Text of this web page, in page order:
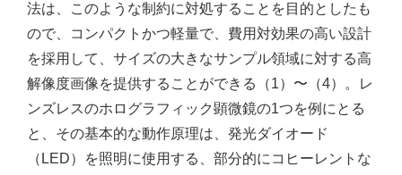
法は、このような制約に対処することを目的としたも
ので、コンパクトかつ軽量で、費用対効果の高い設計
を採用して、サイズの大きなサンプル領域に対する高
解像度画像を提供することができる（1）〜（4）。レ
ンズレスのホログラフィック顕微鏡の1つを例にとる
と、その基本的な動作原理は、発光ダイオード
（LED）を照明に使用する、部分的にコヒーレントな